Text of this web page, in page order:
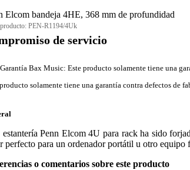
Elcom bandeja 4HE, 368 mm de profundidad
PEN-R1194/4Uk
de servicio
Garantía Bax Music: Este producto solamente tiene una
solamente tiene una garantía contra defectos de
estantería Penn Elcom 4U para rack ha sido
perfecto para un ordenador portátil u otro equipo
o comentarios sobre este producto